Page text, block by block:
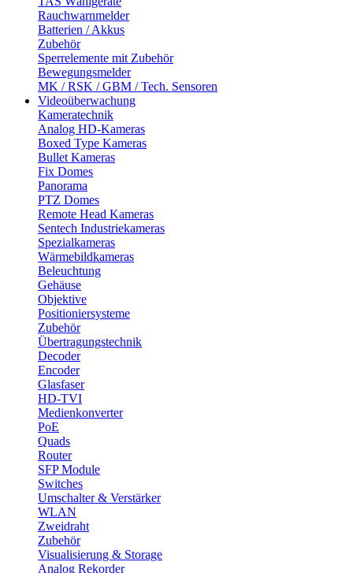
Rauchwarnmelder
Batterien / Akkus
Zubehör
Sperrelemente mit Zubehör
Bewegungsmelder
MK / RSK / GBM / Tech. Sensoren
Videoüberwachung
Kameratechnik
Analog HD-Kameras
Boxed Type Kameras
Bullet Kameras
Fix Domes
Panorama
PTZ Domes
Remote Head Kameras
Sentech Industriekameras
Spezialkameras
Wärmebildkameras
Beleuchtung
Gehäuse
Objektive
Positioniersysteme
Zubehör
Übertragungstechnik
Decoder
Encoder
Glasfaser
HD-TVI
Medienkonverter
PoE
Quads
Router
SFP Module
Switches
Umschalter & Verstärker
WLAN
Zweidraht
Zubehör
Visualisierung & Storage
Analog Rekorder